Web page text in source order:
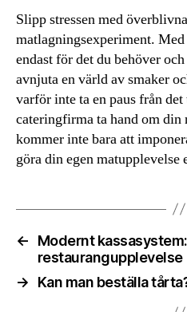
Slipp stressen med
matlagningsexperiment.
endast för det du behöver
avnjuta en värld av smaker
varför inte ta en paus från
cateringfirma ta hand om
kommer inte bara att
göra din egen matupplevelse
←
Modernt
restaurangupplevelse
→
Kan man beställa